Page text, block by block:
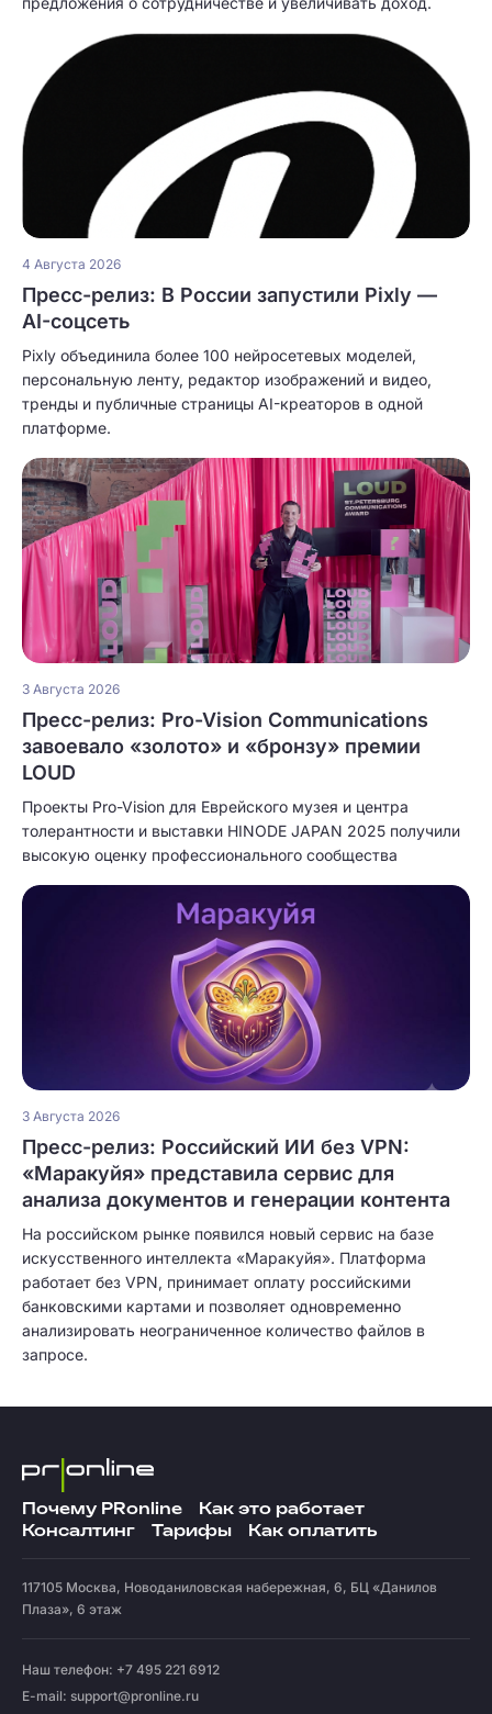
4 Августа 2026
Пресс-релиз: В России запустили Pixly —
AI-соцсеть
Pixly объединила более 100 нейросетевых моделей,
персональную ленту, редактор изображений и видео,
тренды и публичные страницы AI-креаторов в одной
платформе.
3 Августа 2026
Пресс-релиз: Pro-Vision Communications
завоевало «золото» и «бронзу» премии
LOUD
Проекты Pro-Vision для Еврейского музея и центра
толерантности и выставки HINODE JAPAN 2025 получили
высокую оценку профессионального сообщества
3 Августа 2026
Пресс-релиз: Российский ИИ без VPN:
«Маракуйя» представила сервис для
анализа документов и генерации контента
На российском рынке появился новый сервис на базе
искусственного интеллекта «Маракуйя». Платформа
работает без VPN, принимает оплату российскими
банковскими картами и позволяет одновременно
анализировать неограниченное количество файлов в
запросе.
Почему PRonline
Как это работает
Консалтинг
Тарифы Как оплатить
117105 Москва, Новоданиловская набережная, 6, БЦ «Данилов
Плаза», 6 этаж
Наш телефон: +7 495 221 6912
E-mail: support@pronline.ru